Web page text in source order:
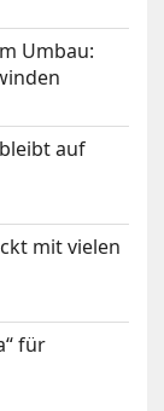
Umbau:
auf
mit vielen
für